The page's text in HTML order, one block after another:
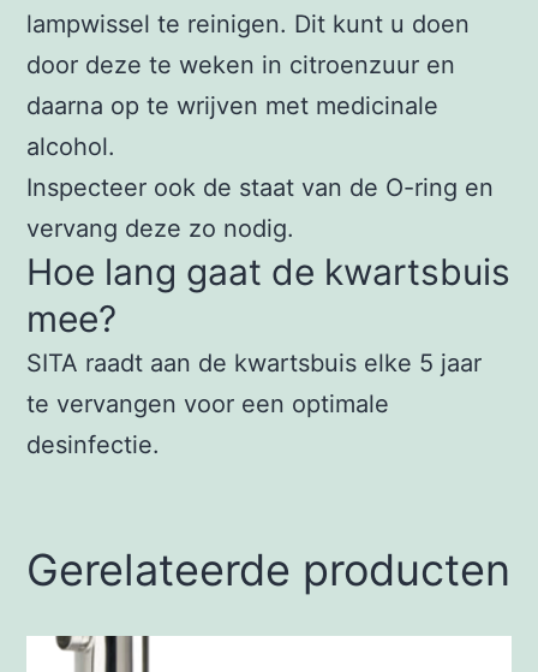
lampwissel te reinigen. Dit kunt u doen
door deze te weken in citroenzuur en
daarna op te wrijven met medicinale
alcohol.
Inspecteer ook de staat van de O-ring en
vervang deze zo nodig.
Hoe lang gaat de kwartsbuis
mee?
SITA raadt aan de kwartsbuis elke 5 jaar
te vervangen voor een optimale
desinfectie.
Gerelateerde producten